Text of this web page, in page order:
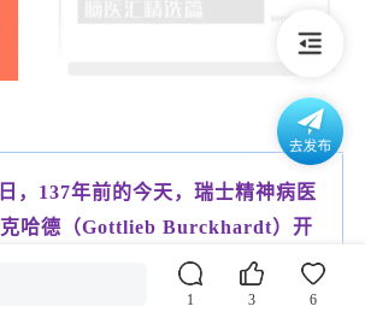
，137年前的今天，瑞士精神病医
克哈德（Gottlieb Burckhardt）开
这一刻成为现代
发源，从此，他也将当时出现的
1 3 6